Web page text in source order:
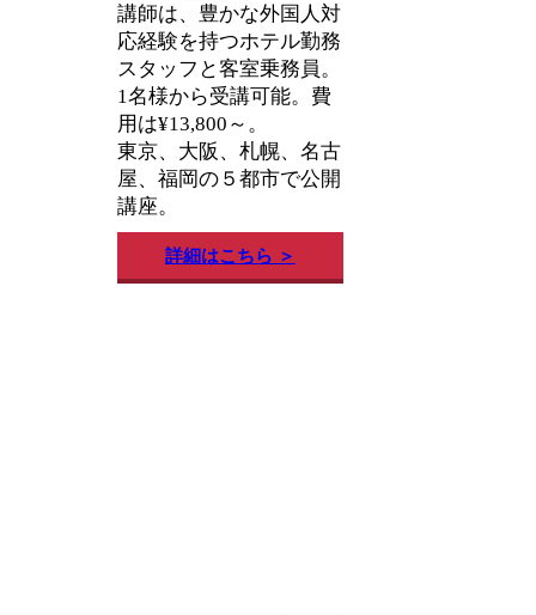
講師は、豊かな外国人対
応経験を持つホテル勤務
スタッフと客室乗務員。
1名様から受講可能。費
用は¥13,800～。
東京、大阪、札幌、名古
屋、福岡の５都市で公開
講座。
詳細はこちら ＞